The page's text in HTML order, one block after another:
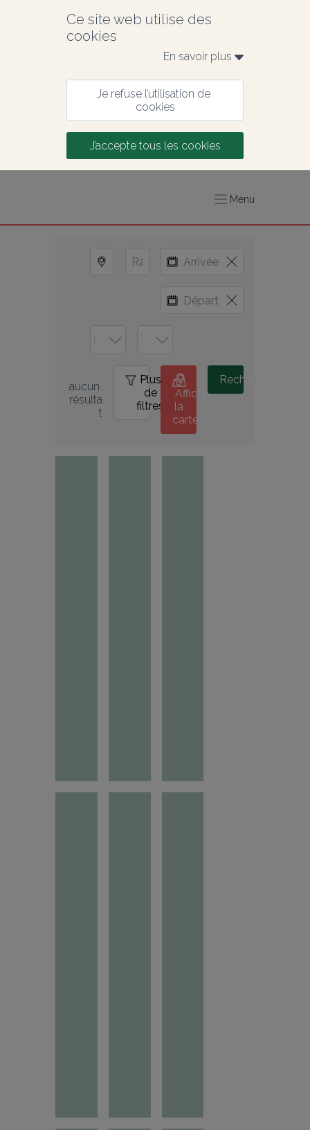
Ce site web utilise des
cookies
En savoir plus
Je refuse l’utilisation de
cookies
J’accepte tous les cookies
Menu
aucun
résulta
t
Plus
de
filtres
Afficher
la
carte
Rechercher